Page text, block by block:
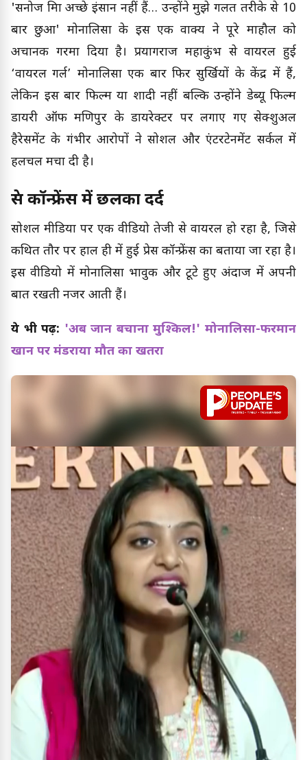
'सनोज मिश्रा अच्छे इंसान नहीं हैं… उन्होंने मुझे गलत तरीके से 10
बार छुआ' मोनालिसा के इस एक वाक्य ने पूरे माहौल को
अचानक गरमा दिया है। प्रयागराज महाकुंभ से वायरल हुई
‘वायरल गर्ल’ मोनालिसा एक बार फिर सुर्खियों के केंद्र में हैं,
लेकिन इस बार फिल्म या शादी नहीं बल्कि उन्होंने डेब्यू फिल्म
डायरी ऑफ मणिपुर के डायरेक्टर पर लगाए गए सेक्शुअल
हैरेसमेंट के गंभीर आरोपों ने सोशल और एंटरटेनमेंट सर्कल में
हलचल मचा दी है।
प्रेस कॉन्फ्रेंस में छलका दर्द
सोशल मीडिया पर एक वीडियो तेजी से वायरल हो रहा है, जिसे
कथित तौर पर हाल ही में हुई प्रेस कॉन्फ्रेंस का बताया जा रहा है।
इस वीडियो में मोनालिसा भावुक और टूटे हुए अंदाज में अपनी
बात रखती नजर आती हैं।
ये भी पढ़ें: 'अब जान बचाना मुश्किल!' मोनालिसा-फरमान
खान पर मंडराया मौत का खतरा